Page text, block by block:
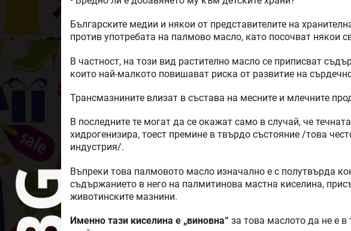
Българските медии и някои от представителите на
против употребата на палмово масло, като посочват някои
В частност, на този вид растително масло се приписват
които най-малкото повишават риска от развитие на
Трансмазнините влизат в състава на месните и млечните
В последните те могат да се окажат само в случай, че
хидрогенизира, тоест премине в твърдо състояние /това
индустрия/.
Въпреки това палмовото масло изначално е с полутвърда
съдържанието в него на палмитинова мастна киселина,
животинските мазнини.
Именно тази киселина е „виновна“ за това маслото да не е